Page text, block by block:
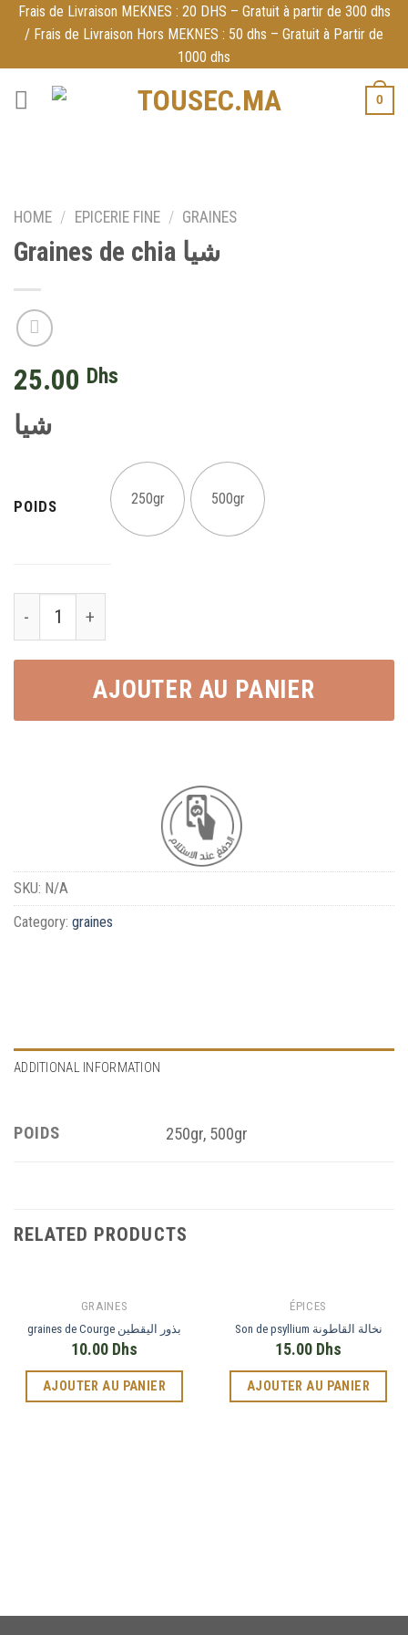
Skip
content
Frais de Livraison MEKNES : 20 DHS – Gratuit à partir de 300 dhs
/ Frais de Livraison Hors MEKNES : 50 dhs – Gratuit à Partir de
1000 dhs
0
HOME / EPICERIE FINE / GRAINES
Graines de chia شيا
25.00 Dhs
شيا
POIDS 250gr 500gr
AJOUTER AU PANIER
SKU: N/A
Category: graines
ADDITIONAL INFORMATION
POIDS 250gr, 500gr
RELATED PRODUCTS
GRAINES
graines de Courge بذور اليقطين
10.00 Dhs
AJOUTER AU PANIER
ÉPICES
Son de psyllium نخالة القاطونة
15.00 Dhs
AJOUTER AU PANIER
WhatsApp